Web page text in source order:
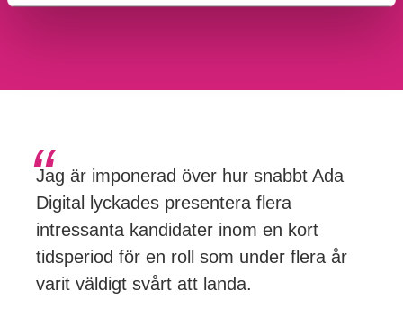
Jag är imponerad över hur snabbt Ada
Digital lyckades presentera flera
intressanta kandidater inom en kort
tidsperiod för en roll som under flera år
varit väldigt svårt att landa.